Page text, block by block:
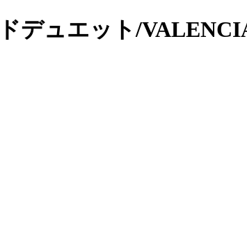
デュエット/